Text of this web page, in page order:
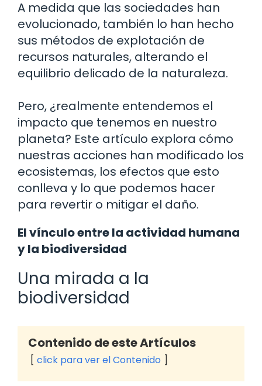
A medida que las sociedades han
evolucionado, también lo han hecho
sus métodos de explotación de
recursos naturales, alterando el
equilibrio delicado de la naturaleza.
Pero, ¿realmente entendemos el
impacto que tenemos en nuestro
planeta? Este artículo explora cómo
nuestras acciones han modificado los
ecosistemas, los efectos que esto
conlleva y lo que podemos hacer
para revertir o mitigar el daño.
El vínculo entre la actividad humana
y la biodiversidad
Una mirada a la
biodiversidad
Contenido de este Artículos
click para ver el Contenido